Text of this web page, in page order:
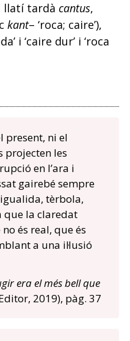
llatí tardà cantus,
kant– ‘roca; caire’),
i ‘caire dur’ i ‘roca
present, ni el
projecten les
en l’ara i
gairebé sempre
tèrbola,
que la claredat
és real, que és
a una il·lusió
era el més bell que
2019), pàg. 37